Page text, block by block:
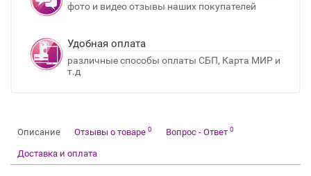
фото и видео отзывы наших покупателей
Удобная оплата
различные способы оплаты СБП, Карта МИР и
т.д
Описание Отзывы о товаре 0 Вопрос - Ответ 0
Доставка и оплата